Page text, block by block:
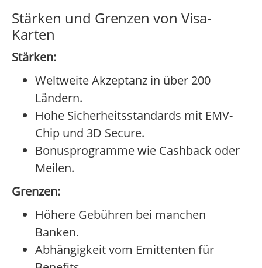
Stärken und Grenzen von Visa-
Karten
Stärken:
Weltweite Akzeptanz in über 200
Ländern.
Hohe Sicherheitsstandards mit EMV-
Chip und 3D Secure.
Bonusprogramme wie Cashback oder
Meilen.
Grenzen:
Höhere Gebühren bei manchen
Banken.
Abhängigkeit vom Emittenten für